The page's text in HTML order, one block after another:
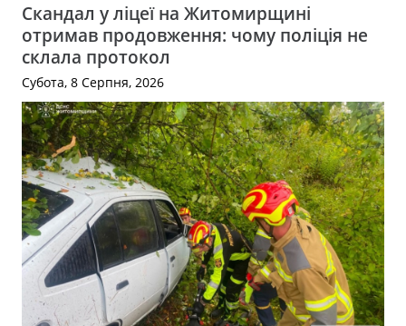
Скандал у ліцеї на Житомирщині
отримав продовження: чому поліція не
склала протокол
Субота, 8 Серпня, 2026